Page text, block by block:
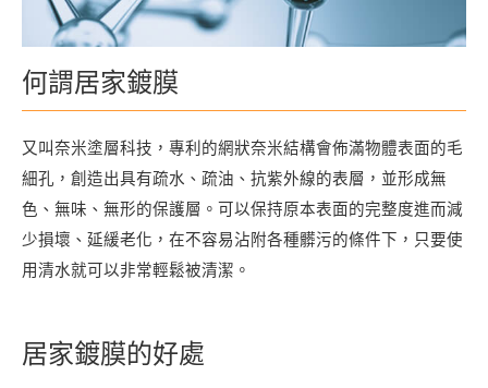
何謂居家鍍膜
又叫奈米塗層科技，專利的網狀奈米結構會佈滿物體表面的毛
細孔，創造出具有疏水、疏油、抗紫外線的表層，並形成無
色、無味、無形的保護層。可以保持原本表面的完整度進而減
少損壞、延緩老化，在不容易沾附各種髒污的條件下，只要使
用清水就可以非常輕鬆被清潔。
居家鍍膜的好處